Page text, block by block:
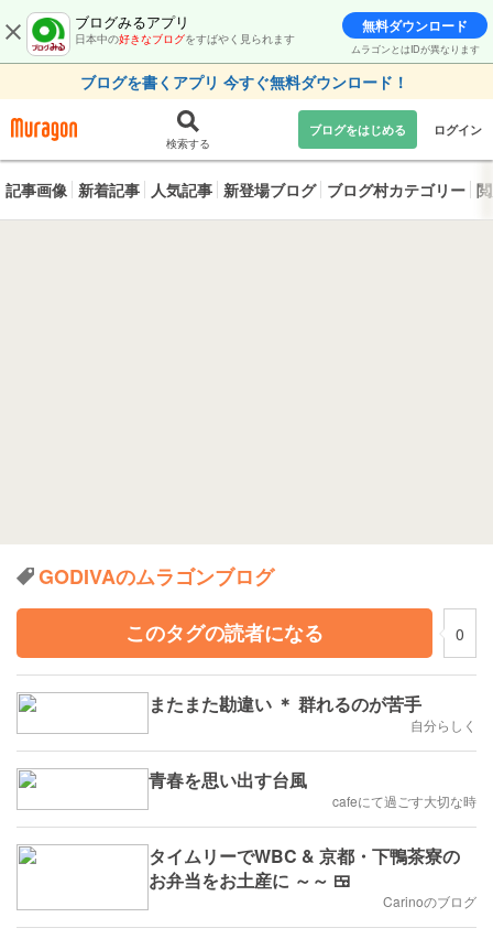
ブログみるアプリ
日本中の好きなブログをすばやく見られます
無料ダウンロード
ムラゴンとはIDが異なります
ブログを書くアプリ 今すぐ無料ダウンロード！
検索する
ブログをはじめる ログイン
記事画像 新着記事 人気記事 新登場ブログ ブログ村カテゴリー
GODIVAのムラゴンブログ
このタグの読者になる
0
またまた勘違い ＊ 群れるのが苦手
自分らしく
青春を思い出す台風
cafeにて過ごす大切な時
タイムリーでWBC & 京都・下鴨茶寮の
お弁当をお土産に ～～ 🍱
Carinoのブログ